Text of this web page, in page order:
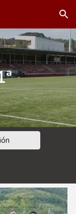
Skip to navigation